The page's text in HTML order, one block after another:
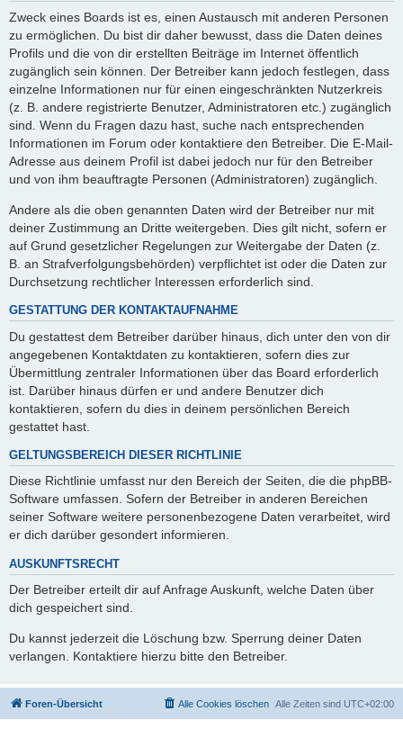
Zweck eines Boards ist es, einen Austausch mit anderen Personen
zu ermöglichen. Du bist dir daher bewusst, dass die Daten deines
Profils und die von dir erstellten Beiträge im Internet öffentlich
zugänglich sein können. Der Betreiber kann jedoch festlegen, dass
einzelne Informationen nur für einen eingeschränkten Nutzerkreis
(z. B. andere registrierte Benutzer, Administratoren etc.) zugänglich
sind. Wenn du Fragen dazu hast, suche nach entsprechenden
Informationen im Forum oder kontaktiere den Betreiber. Die E-Mail-
Adresse aus deinem Profil ist dabei jedoch nur für den Betreiber
und von ihm beauftragte Personen (Administratoren) zugänglich.
Andere als die oben genannten Daten wird der Betreiber nur mit
deiner Zustimmung an Dritte weitergeben. Dies gilt nicht, sofern er
auf Grund gesetzlicher Regelungen zur Weitergabe der Daten (z.
B. an Strafverfolgungsbehörden) verpflichtet ist oder die Daten zur
Durchsetzung rechtlicher Interessen erforderlich sind.
GESTATTUNG DER KONTAKTAUFNAHME
Du gestattest dem Betreiber darüber hinaus, dich unter den von dir
angegebenen Kontaktdaten zu kontaktieren, sofern dies zur
Übermittlung zentraler Informationen über das Board erforderlich
ist. Darüber hinaus dürfen er und andere Benutzer dich
kontaktieren, sofern du dies in deinem persönlichen Bereich
gestattet hast.
GELTUNGSBEREICH DIESER RICHTLINIE
Diese Richtlinie umfasst nur den Bereich der Seiten, die die phpBB-
Software umfassen. Sofern der Betreiber in anderen Bereichen
seiner Software weitere personenbezogene Daten verarbeitet, wird
er dich darüber gesondert informieren.
AUSKUNFTSRECHT
Der Betreiber erteilt dir auf Anfrage Auskunft, welche Daten über
dich gespeichert sind.
Du kannst jederzeit die Löschung bzw. Sperrung deiner Daten
verlangen. Kontaktiere hierzu bitte den Betreiber.
Foren-Übersicht Alle Zeiten sind UTC+02:00
Alle Cookies löschen